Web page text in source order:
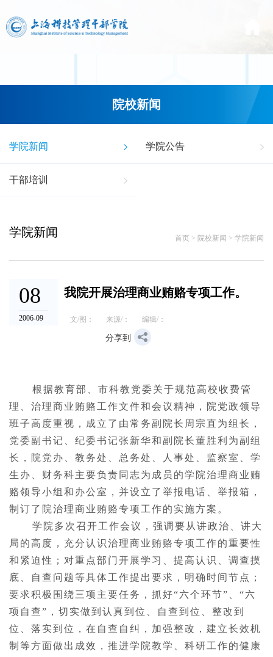
院校新闻
学院新闻 学院公告
干部培训
学院新闻 首页 > 院校新闻 > 学院新闻
08
2006-09
我院开展治理商业贿赂专项工作。
文/图： 来源/： 编辑/：
分享到
根据教育部、市科教党委关于规范高校收费管
理、治理商业贿赂工作文件和会议精神，院党政领导
班子高度重视，成立了由常务副院长周宗直为组长，
党委副书记、纪委书记张新华和副院长董胜利为副组
长，院党办、教务处、总务处、人事处、监察室、 学
生办、财务科主要负责同志为成员的学院治理商业贿
赂领导小组和办公室，并设立了举报电话、举报箱，
制订了院治理商业贿赂专项工作的实施方案。
学院多次召开工作会议，强调要从讲政治、讲大
局的高度，充分认识治理商业贿赂专项工作的重要性
和紧迫性；对重点部门开展学习、提高认识、调查摸
底、自查问题等具体工作提出要求，明确时间节点；
要求积极围绕三项主要任务，抓好“六个环节”、“六
项自查”，切实做到认真到位、自查到位、整改到
位、落实到位，在自查自纠，加强整改，建立长效机
制等方面做出成效，推进学院教学、科研工作的健康